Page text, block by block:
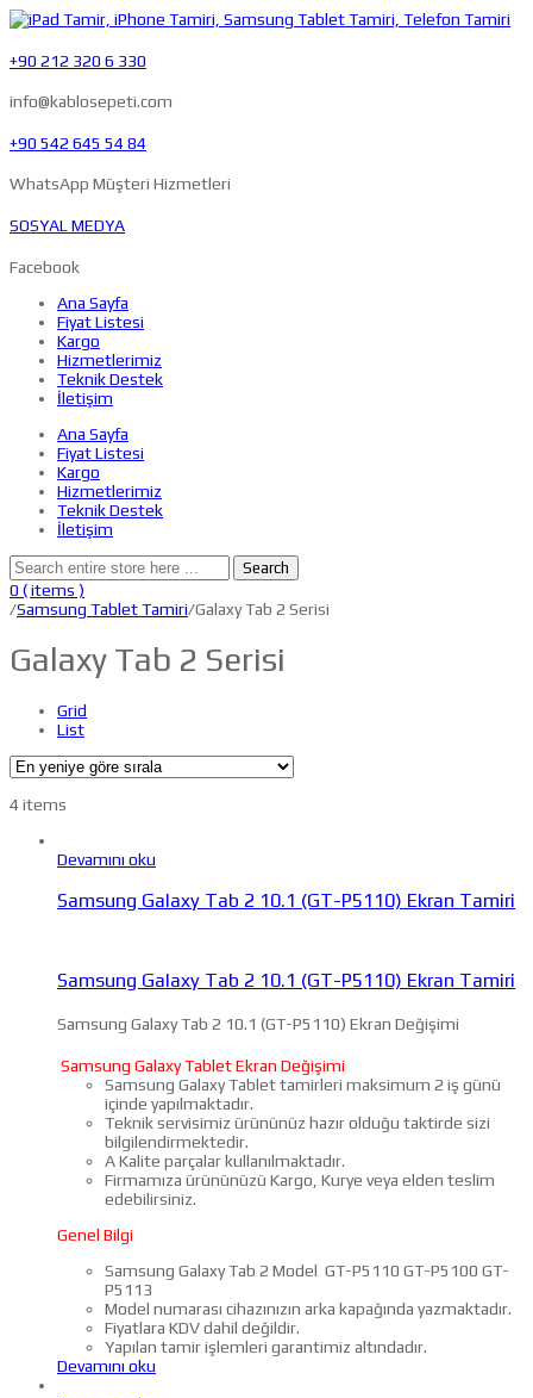
+90 212 320 6 330
info@kablosepeti.com
+90 542 645 54 84
WhatsApp Müşteri Hizmetleri
SOSYAL MEDYA
Facebook
Ana Sayfa
Fiyat Listesi
Kargo
Hizmetlerimiz
Teknik Destek
İletişim
Ana Sayfa
Fiyat Listesi
Kargo
Hizmetlerimiz
Teknik Destek
İletişim
Search
0 ( items )
/Samsung Tablet Tamiri/Galaxy Tab 2 Serisi
Galaxy Tab 2 Serisi
Grid
List
4 items
Devamını oku
Samsung Galaxy Tab 2 10.1 (GT-P5110) Ekran Tamiri
Samsung Galaxy Tab 2 10.1 (GT-P5110) Ekran Tamiri
Samsung Galaxy Tab 2 10.1 (GT-P5110) Ekran Değişimi
Samsung Galaxy Tablet Ekran Değişimi
Samsung Galaxy Tablet tamirleri maksimum 2 iş günü
içinde yapılmaktadır.
Teknik servisimiz ürününüz hazır olduğu taktirde sizi
bilgilendirmektedir.
A Kalite parçalar kullanılmaktadır.
Firmamıza ürününüzü Kargo, Kurye veya elden teslim
edebilirsiniz.
Genel Bilgi
Samsung Galaxy Tab 2 Model GT-P5110 GT-P5100 GT-
P5113
Model numarası cihazınızın arka kapağında yazmaktadır.
Fiyatlara KDV dahil değildir.
Yapılan tamir işlemleri garantimiz altındadır.
Devamını oku